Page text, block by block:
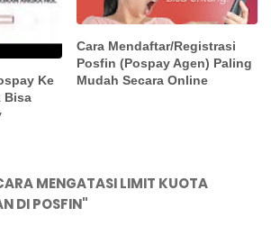
Ke
Bisa
Cara Mendaftar/Registrasi
Posfin (Pospay Agen) Paling
Mudah Secara Online
MENGATASI LIMIT KUOTA
DI POSFIN"